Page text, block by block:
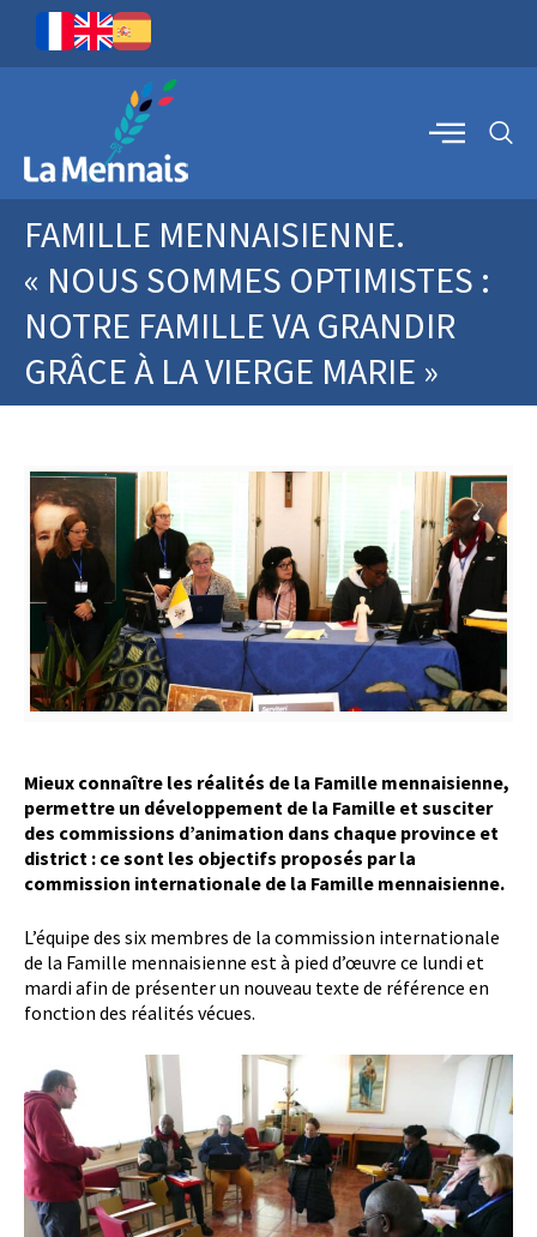
FAMILLE MENNAISIENNE.
« NOUS SOMMES OPTIMISTES :
NOTRE FAMILLE VA GRANDIR
GRÂCE À LA VIERGE MARIE »
Mieux connaître les réalités de la Famille mennaisienne,
permettre un développement de la Famille et susciter
des commissions d’animation dans chaque province et
district : ce sont les objectifs proposés par la
commission internationale de la Famille mennaisienne.
L’équipe des six membres de la commission internationale
de la Famille mennaisienne est à pied d’œuvre ce lundi et
mardi afin de présenter un nouveau texte de référence en
fonction des réalités vécues.